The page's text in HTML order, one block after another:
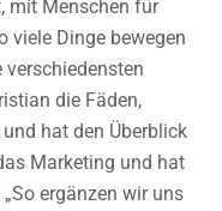
mit Menschen für
viele Dinge bewegen
die Fäden,
hat den Überblick
Marketing und hat
ergänzen wir uns